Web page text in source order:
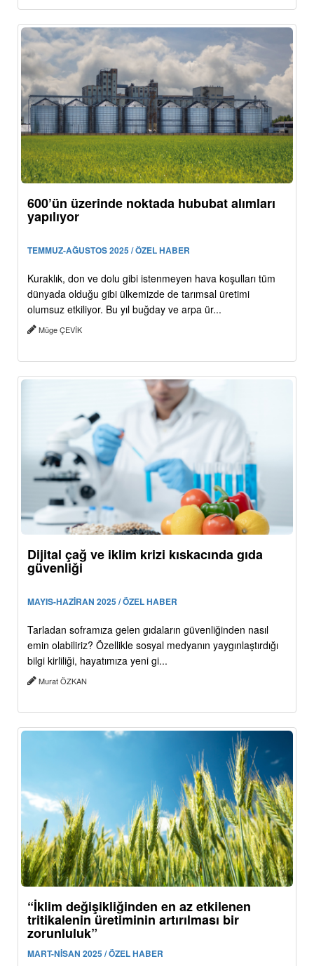
600’ün üzerinde noktada hububat alımları
yapılıyor
TEMMUZ-AĞUSTOS 2025 / ÖZEL HABER
Kuraklık, don ve dolu gibi istenmeyen hava koşulları tüm
dünyada olduğu gibi ülkemizde de tarımsal üretimi
olumsuz etkiliyor. Bu yıl buğday ve arpa ür...
Müge ÇEVİK
Dijital çağ ve iklim krizi kıskacında gıda
güvenliği
MAYIS-HAZİRAN 2025 / ÖZEL HABER
Tarladan soframıza gelen gıdaların güvenliğinden nasıl
emin olabiliriz? Özellikle sosyal medyanın yaygınlaştırdığı
bilgi kirliliği, hayatımıza yeni gi...
Murat ÖZKAN
“İklim değişikliğinden en az etkilenen
tritikalenin üretiminin artırılması bir
zorunluluk”
MART-NİSAN 2025 / ÖZEL HABER